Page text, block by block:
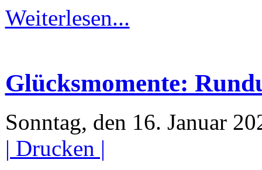
Weiterlesen...
Glücksmomente:
Sonntag, den 16. Januar
| Drucken |